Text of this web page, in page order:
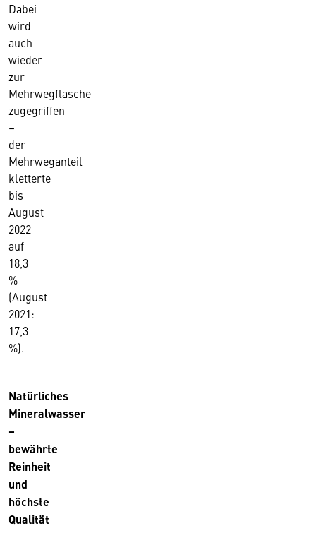
Dabei
wird
auch
wieder
zur
Mehrwegflasche
zugegriffen
–
der
Mehrweganteil
kletterte
bis
August
2022
auf
18,3
%
(August
2021:
17,3
%).
Natürliches
Mineralwasser
–
bewährte
Reinheit
und
höchste
Qualität